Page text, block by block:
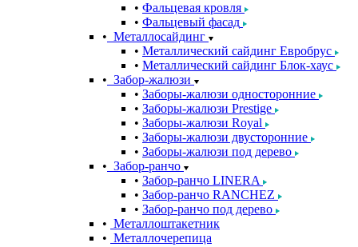
Фальцевая кровля
Фальцевый фасад
Металлосайдинг
Металлический сайдинг Евробрус
Металлический сайдинг Блок-хаус
Забор-жалюзи
Заборы-жалюзи односторонние
Заборы-жалюзи Prestige
Заборы-жалюзи Royal
Заборы-жалюзи двусторонние
Заборы-жалюзи под дерево
Забор-ранчо
Забор-ранчо LINERA
Забор-ранчо RANCHEZ
Забор-ранчо под дерево
Металлоштакетник
Металлочерепица